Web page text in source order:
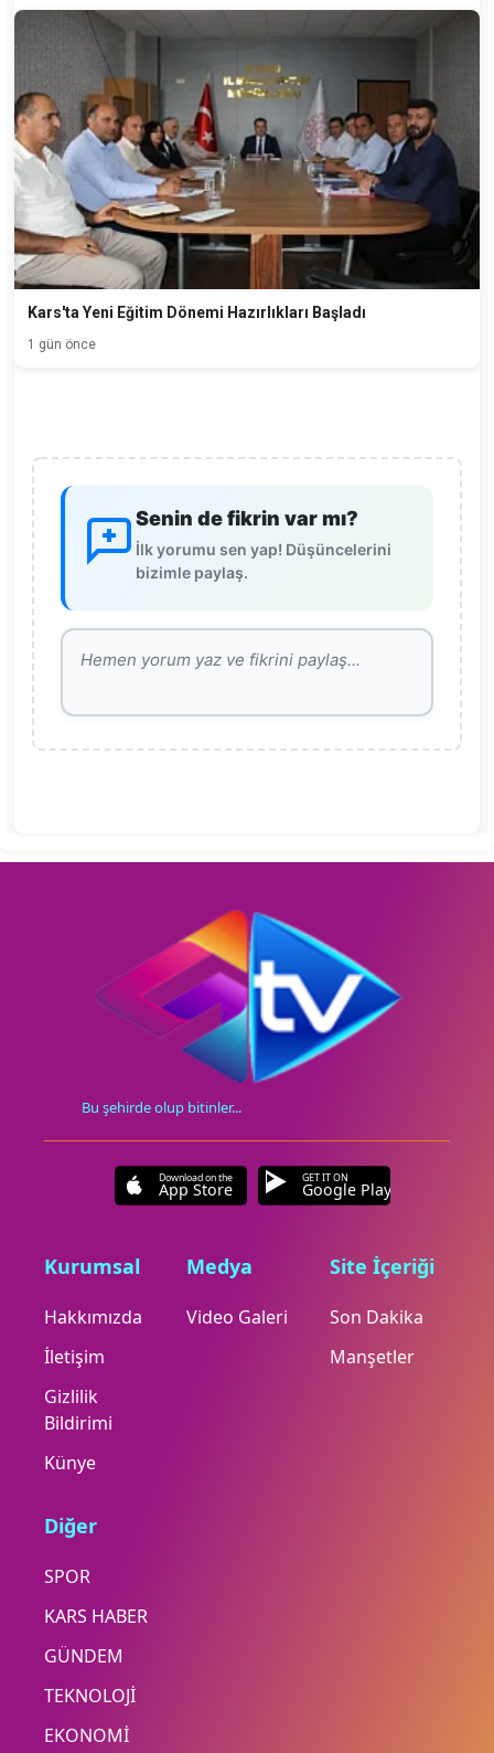
Kars'ta Yeni Eğitim Dönemi Hazırlıkları Başladı
1 gün önce
Senin de fikrin var mı?
İlk yorumu sen yap! Düşüncelerini
bizimle paylaş.
Bu şehirde olup bitinler...
Download on the
App Store
GET IT ON
Google Play
Kurumsal
Hakkımızda
İletişim
Gizlilik
Bildirimi
Künye
Medya
Video Galeri
Site İçeriği
Son Dakika
Manşetler
Diğer
SPOR
KARS HABER
GÜNDEM
TEKNOLOJİ
EKONOMİ